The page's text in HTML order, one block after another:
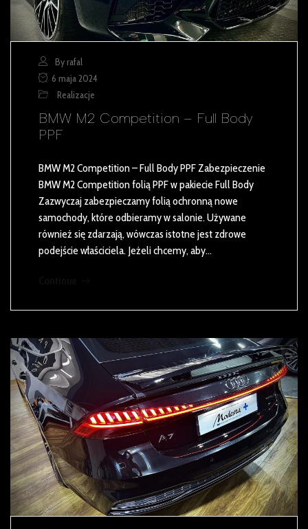
By rafal
6 maja 2024
Realizacje
BMW M2 Competition – Full Body
PPF
BMW M2 Competition – Full Body PPF Zabezpieczenie
BMW M2 Competition folią PPF w pakiecie Full Body
Zazwyczaj zabezpieczamy folią ochronną nowe
samochody, które odbieramy w salonie. Używane
również się zdarzają, wówczas istotne jest zdrowe
podejście właściciela. Jeżeli chcemy, aby…